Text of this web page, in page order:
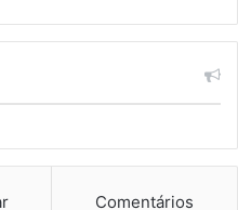
Comentários